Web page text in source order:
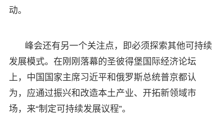
动。
峰会还有另一个关注点，即必须探索其他可持续
发展模式。在刚刚落幕的圣彼得堡国际经济论坛
上，中国国家主席习近平和俄罗斯总统普京都认
为，应通过振兴和改造本土产业、开拓新领域市
场，来“制定可持续发展议程”。